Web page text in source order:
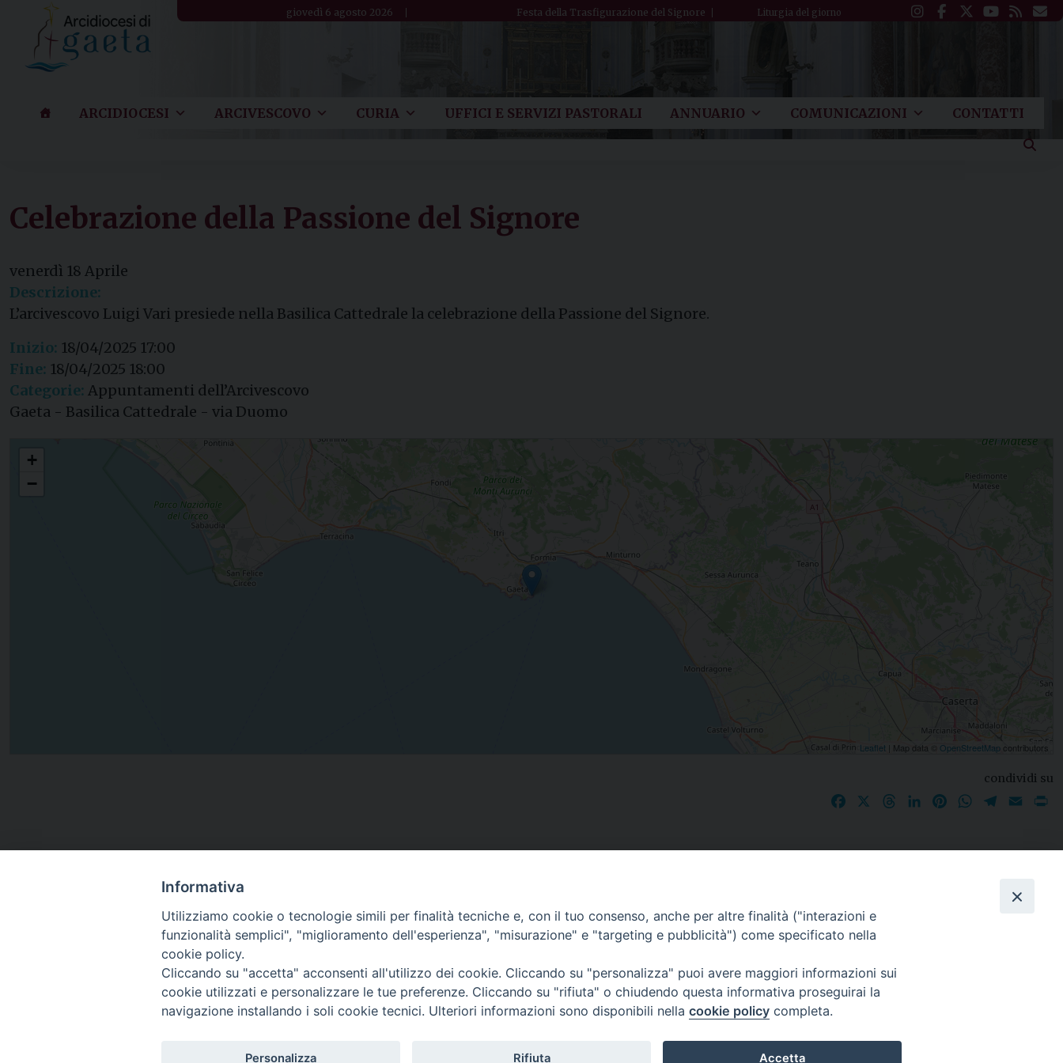
content
giovedì 6 agosto 2026 Festa della Trasfigurazione del Signore Liturgia del giorno
ARCIDIOCESI ARCIVESCOVO CURIA UFFICI E SERVIZI PASTORALI ANNUARIO COMUNICAZIONI CONTATTI
Celebrazione della Passione del Signore
venerdì 18 Aprile
Descrizione:
L’arcivescovo Luigi Vari presiede nella Basilica Cattedrale la celebrazione della Passione del Signore.
Inizio: 18/04/2025 17:00
Fine: 18/04/2025 18:00
Categorie: Appuntamenti dell’Arcivescovo
Gaeta - Basilica Cattedrale - via Duomo
+
−
Leaflet | Map data © OpenStreetMap contributors
condividi su
Facebook ThreadsLinkedInPinterestWhatsApp
Telegram
Email
Codice fiscale 90005510590 - Iscrizione R.P.G. 04.12.1987 n. 88
Contatti
Curia
Palazzo De Vio
Tel. 0771.464088
I nostri social
Informativa
Utilizziamo cookie o tecnologie simili per finalità tecniche e, con il tuo consenso, anche per altre finalità ("interazioni e
funzionalità semplici", "miglioramento dell'esperienza", "misurazione" e "targeting e pubblicità") come specificato nella
cookie policy.
Cliccando su "accetta" acconsenti all'utilizzo dei cookie. Cliccando su "personalizza" puoi avere maggiori informazioni sui
cookie utilizzati e personalizzare le tue preferenze. Cliccando su "rifiuta" o chiudendo questa informativa proseguirai la
navigazione installando i soli cookie tecnici. Ulteriori informazioni sono disponibili nella cookie policy completa.
Personalizza Rifiuta Accetta